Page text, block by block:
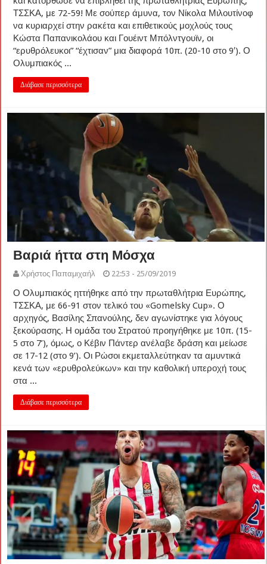
ΤΣΣΚΑ, με 72-59! Με σούπερ άμυνα, τον Νίκολα Μιλουτίνοφ
να κυριαρχεί στην ρακέτα και επιθετικούς μοχλούς τους
Κώστα Παπανικολάου και Γουέιντ Μπόλντγουϊν, οι
“ερυθρόλευκοι” “έχτισαν” μια διαφορά 10π. (20-10 στο 9′). Ο
Ολυμπιακός ...
Διάβασε περισσότερα
Βαριά ήττα στη Μόσχα
Χρήστος Παπαμιχαήλ 22:53 - 25/09/2019
Ο Ολυμπιακός ηττήθηκε από την πρωταθλήτρια Ευρώπης,
ΤΣΣΚΑ, με 66-91 στον τελικό του «Gomelsky Cup». Ο
αρχηγός, Βασίλης Σπανούλης, δεν αγωνίστηκε για λόγους
ξεκούρασης. Η ομάδα του Στρατού προηγήθηκε με 10π. (15-
5 στο 7’), όμως, ο Κέβιν Πάντερ ανέλαβε δράση και μείωσε
σε 17-12 (στο 9’). Οι Ρώσοι εκμεταλλεύτηκαν τα αμυντικά
κενά των «ερυθρολεύκων» και την καθολική υπεροχή τους
στα ...
Διάβασε περισσότερα